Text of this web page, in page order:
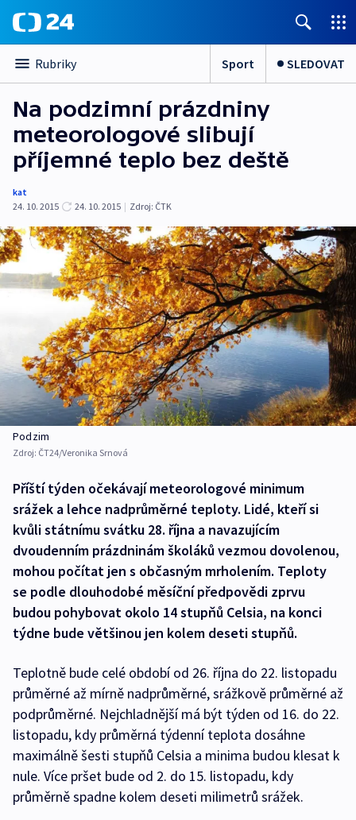
Rubriky Sport SLEDOVAT
Na podzimní prázdniny
meteorologové slibují
příjemné teplo bez deště
kat
24. 10. 2015
24. 10. 2015 | Zdroj: ČTK
Podzim
Zdroj: ČT24/Veronika Srnová
Příští týden očekávají meteorologové minimum
srážek a lehce nadprůměrné teploty. Lidé, kteří si
kvůli státnímu svátku 28. října a navazujícím
dvoudenním prázdninám školáků vezmou dovolenou,
mohou počítat jen s občasným mrholením. Teploty
se podle dlouhodobé měsíční předpovědi zprvu
budou pohybovat okolo 14 stupňů Celsia, na konci
týdne bude většinou jen kolem deseti stupňů.
Teplotně bude celé období od 26. října do 22. listopadu
průměrné až mírně nadprůměrné, srážkově průměrné až
podprůměrné. Nejchladnější má být týden od 16. do 22.
listopadu, kdy průměrná týdenní teplota dosáhne
maximálně šesti stupňů Celsia a minima budou klesat k
nule. Více pršet bude od 2. do 15. listopadu, kdy
průměrně spadne kolem deseti milimetrů srážek.